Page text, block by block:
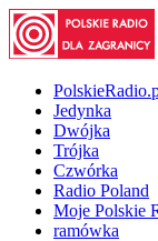
Jedynka
Dwójka
Trójka
Czwórka
Radio Poland
Moje Polskie
ramówka